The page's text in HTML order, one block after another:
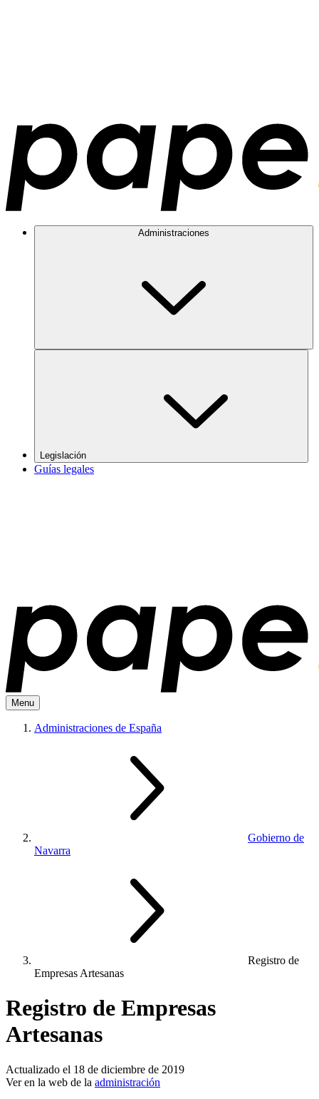
Administraciones
Legislación
Guías legales
Menu
Administraciones de España
Gobierno de
Navarra
Registro de
Empresas Artesanas
Registro de Empresas
Artesanas
Actualizado el 18 de diciembre de 2019
Ver en la web de la administración